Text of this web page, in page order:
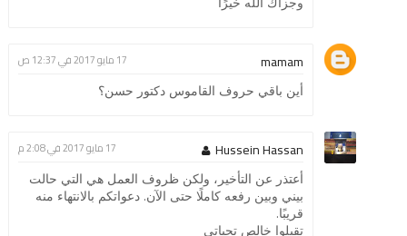
mamam 17 مايو 2017 في 12:37 ص
أين باقي حروف القاموس دكتور حسن؟
Hussein Hassan 17 مايو 2017 في 2:08 م
أعتذر عن التأخير، ولكن ظروف العمل هي التي حالت
بيني وبين رفعه كاملًا حتى الآن. دعواتكم بالانتهاء منه
قريبًا.
تقبلوا خالص تحياتي